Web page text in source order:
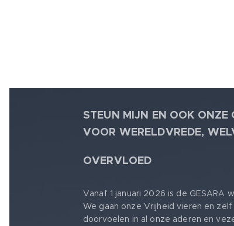
STEUN MIJN EN OOK ONZE
VOOR WERELDVREDE,
OVERVLOED
Vanaf 1 januari 2026 is de GESARA
We gaan onze Vrijheid vieren en
doorvoelen in al onze aderen en